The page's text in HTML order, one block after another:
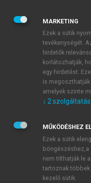
JELSZÓ
JELSZÓ ÚJRA
Kérek értesítést a
Kérek értesítést az
Adatkezelési
veszem és
Általános
mersz.huoldalak
tudomásul veszem
MARKETING
Ezek a sütik
tevékenységét.
hirdetők
korlátozhatják,
egy hirdetést.
is
amelyek szinte
↓ 2 szolgáltatás
MŰKÖDÉSHEZ
Ezek a sütik
nem tilthatják le
tartoznak
kezelő sütik.